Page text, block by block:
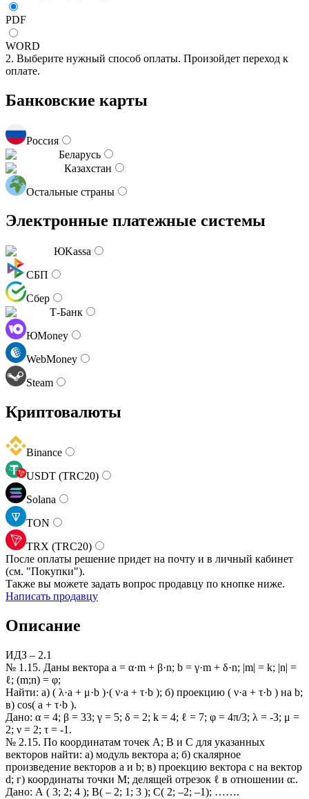
PDF
WORD
2. Выберите нужный способ оплаты. Произойдет переход к
оплате.
Банковские карты
Россия
Беларусь
Казахстан
Остальные страны
Электронные платежные системы
ЮKassa
СБП
Сбер
Т-Банк
ЮMoney
WebMoney
Steam
Криптовалюты
Binance
USDT (TRC20)
Solana
TON
TRX (TRC20)
После оплаты решение придет на почту и в личный кабинет
(см. "Покупки").
Также вы можете задать вопрос продавцу по кнопке ниже.
Написать продавцу
Описание
ИДЗ – 2.1
№ 1.15. Даны вектора a = α·m + β·n; b = γ·m + δ·n; |m| = k; |n| =
ℓ; (m;n) = φ;
Найти: a) ( λ·a + μ·b )·( ν·a + τ·b ); б) проекцию ( ν·a + τ·b ) на b;
в) cos( a + τ·b ).
Дано: α = 4; β = 33; γ = 5; δ = 2; k = 4; ℓ = 7; φ = 4π/3; λ = -3; μ =
2; ν = 2; τ = -1.
№ 2.15. По координатам точек А; В и С для указанных
векторов найти: а) модуль вектора a; б) скалярное
произведение векторов a и b; в) проекцию вектора c на вектор
d; г) координаты точки M; делящей отрезок ℓ в отношении α:.
Дано: А ( 3; 2; 4 ); В( – 2; 1; 3 ); С( 2; –2; –1); …….